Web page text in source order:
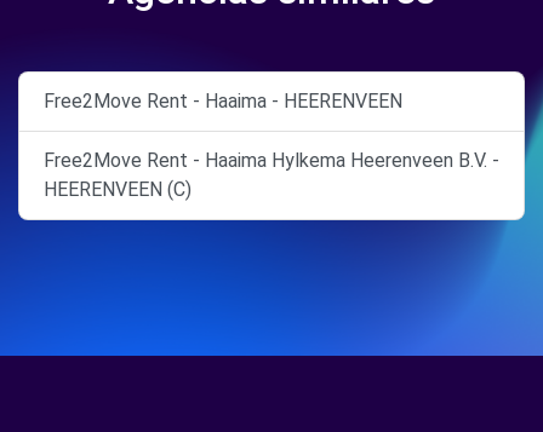
Free2Move Rent - Haaima - HEERENVEEN
Free2Move Rent - Haaima Hylkema Heerenveen B.V. -
HEERENVEEN (C)